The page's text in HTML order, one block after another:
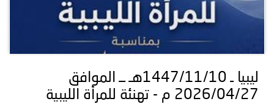
ليبيا ـ 1447/11/10هـ ــ الموافق
2026/04/27 م - تهنئة للمرأة الليبية